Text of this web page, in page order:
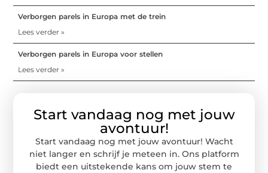
Verborgen parels in Europa met de trein
Lees verder »
Verborgen parels in Europa voor stellen
Lees verder »
Start vandaag nog met jouw
avontuur!
Start vandaag nog met jouw avontuur! Wacht
niet langer en schrijf je meteen in. Ons platform
biedt een uitstekende kans om jouw stem te